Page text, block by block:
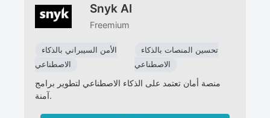
Snyk AI
Freemium
الأمن السيبراني بالذكاء
الاصطناعي
تحسين المنصات بالذكاء
الاصطناعي
منصة أمان تعتمد على الذكاء الاصطناعي لتطوير برامج
آمنة.